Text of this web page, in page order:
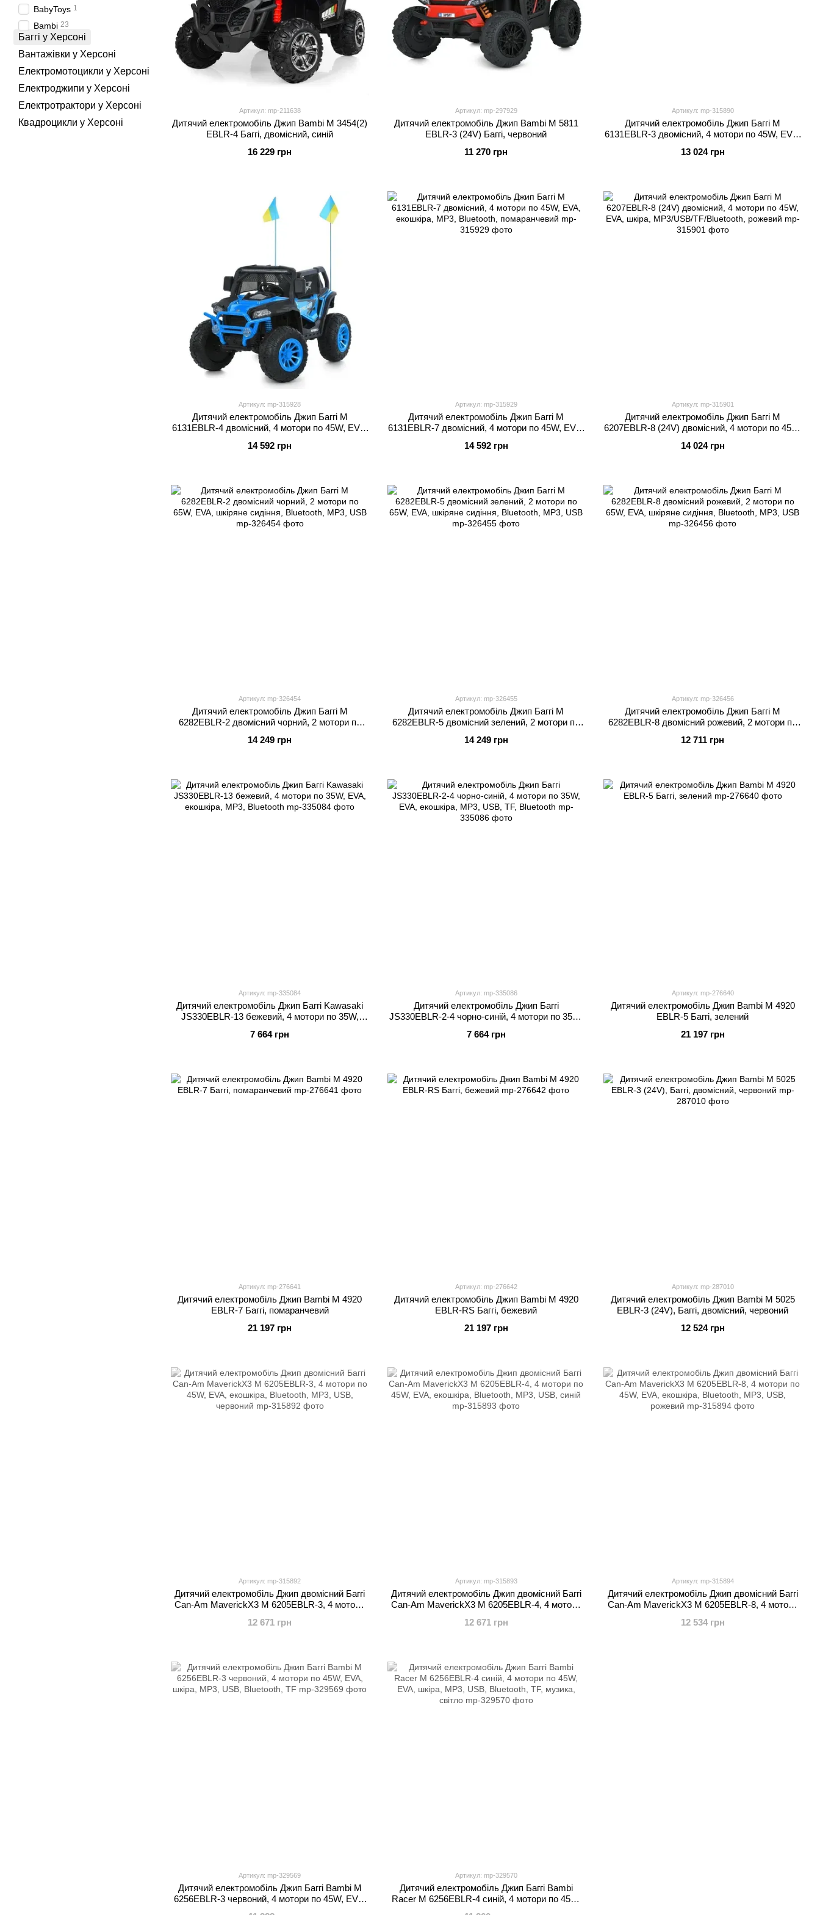
Артикул: mp-211638
Дитячий електромобіль Джип Bambi M 3454(2)
EBLR-4 Баггі, двомісний, синій
16 229 грн
Артикул: mp-297929
Дитячий електромобіль Джип Bambi M 5811
EBLR-3 (24V) Баггі, червоний
11 270 грн
Артикул: mp-315890
Дитячий електромобіль Джип Баггі M
6131EBLR-3 двомісний, 4 мотори по 45W, EVA,
13 024 грн
Артикул: mp-315928
Дитячий електромобіль Джип Баггі M
6131EBLR-4 двомісний, 4 мотори по 45W, EVA,
14 592 грн
Артикул: mp-315929
Дитячий електромобіль Джип Баггі M
6131EBLR-7 двомісний, 4 мотори по 45W, EVA,
14 592 грн
Артикул: mp-315901
Дитячий електромобіль Джип Баггі M
6207EBLR-8 (24V) двомісний, 4 мотори по 45W,
14 024 грн
Артикул: mp-326454
Дитячий електромобіль Джип Баггі M
6282EBLR-2 двомісний чорний, 2 мотори по
USB
14 249 грн
Артикул: mp-326455
Дитячий електромобіль Джип Баггі M
6282EBLR-5 двомісний зелений, 2 мотори по
USB
14 249 грн
Артикул: mp-326456
Дитячий електромобіль Джип Баггі M
6282EBLR-8 двомісний рожевий, 2 мотори по
USB
12 711 грн
Артикул: mp-335084
Дитячий електромобіль Джип Баггі Kawasaki
JS330EBLR-13 бежевий, 4 мотори по 35W,
7 664 грн
Артикул: mp-335086
Дитячий електромобіль Джип Баггі
JS330EBLR-2-4 чорно-синій, 4 мотори по 35W,
7 664 грн
Артикул: mp-276640
Дитячий електромобіль Джип Bambi M 4920
EBLR-5 Баггі, зелений
21 197 грн
Артикул: mp-276641
Дитячий електромобіль Джип Bambi M 4920
EBLR-7 Баггі, помаранчевий
21 197 грн
Артикул: mp-276642
Дитячий електромобіль Джип Bambi M 4920
EBLR-RS Баггі, бежевий
21 197 грн
Артикул: mp-287010
Дитячий електромобіль Джип Bambi M 5025
EBLR-3 (24V), Баггі, двомісний, червоний
12 524 грн
Артикул: mp-315892
Дитячий електромобіль Джип двомісний Баггі
Can-Am MaverickX3 M 6205EBLR-3, 4 мотори
червоний
12 671 грн
Артикул: mp-315893
Дитячий електромобіль Джип двомісний Баггі
Can-Am MaverickX3 M 6205EBLR-4, 4 мотори
синій
12 671 грн
Артикул: mp-315894
Дитячий електромобіль Джип двомісний Баггі
Can-Am MaverickX3 M 6205EBLR-8, 4 мотори
рожевий
12 534 грн
Артикул: mp-329569
Дитячий електромобіль Джип Баггі Bambi M
6256EBLR-3 червоний, 4 мотори по 45W, EVA,
Артикул: mp-329570
Дитячий електромобіль Джип Баггі Bambi
Racer M 6256EBLR-4 синій, 4 мотори по 45W,
BabyToys 1
Bambi 23
Баггі у Херсоні
Вантажівки у Херсоні
Електромотоцикли у Херсоні
Електроджипи у Херсоні
Електротрактори у Херсоні
Квадроцикли у Херсоні